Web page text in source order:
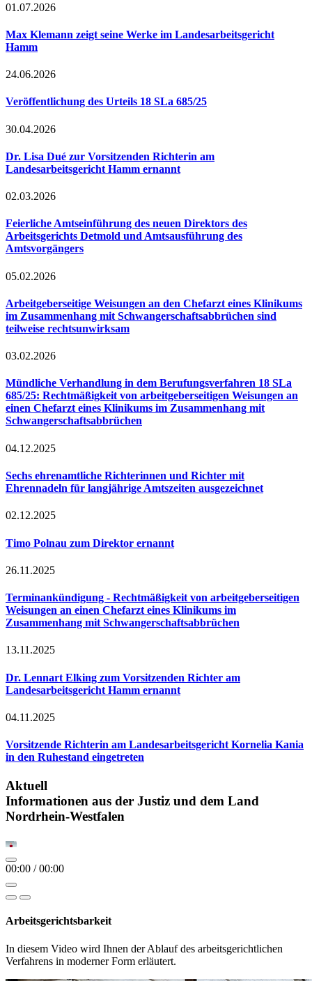
01.07.2026
Max Klemann zeigt seine Werke im Landesarbeitsgericht
Hamm
24.06.2026
Veröffentlichung des Urteils 18 SLa 685/25
30.04.2026
Dr. Lisa Dué zur Vorsitzenden Richterin am
Landesarbeitsgericht Hamm ernannt
02.03.2026
Feierliche Amtseinführung des neuen Direktors des
Arbeitsgerichts Detmold und Amtsausführung des
Amtsvorgängers
05.02.2026
Arbeitgeberseitige Weisungen an den Chefarzt eines Klinikums
im Zusammenhang mit Schwangerschaftsabbrüchen sind
teilweise rechtsunwirksam
03.02.2026
Mündliche Verhandlung in dem Berufungsverfahren 18 SLa
685/25: Rechtmäßigkeit von arbeitgeberseitigen Weisungen an
einen Chefarzt eines Klinikums im Zusammenhang mit
Schwangerschaftsabbrüchen
04.12.2025
Sechs ehrenamtliche Richterinnen und Richter mit
Ehrennadeln für langjährige Amtszeiten ausgezeichnet
02.12.2025
Timo Polnau zum Direktor ernannt
26.11.2025
Terminankündigung - Rechtmäßigkeit von arbeitgeberseitigen
Weisungen an einen Chefarzt eines Klinikums im
Zusammenhang mit Schwangerschaftsabbrüchen
13.11.2025
Dr. Lennart Elking zum Vorsitzenden Richter am
Landesarbeitsgericht Hamm ernannt
04.11.2025
Vorsitzende Richterin am Landesarbeitsgericht Kornelia Kania
in den Ruhestand eingetreten
Aktuell
Informationen aus der Justiz und dem Land
Nordrhein-Westfalen
00:00 /00:00
Arbeitsgerichtsbarkeit
In diesem Video wird Ihnen der Ablauf des arbeitsgerichtlichen
Verfahrens in moderner Form erläutert.